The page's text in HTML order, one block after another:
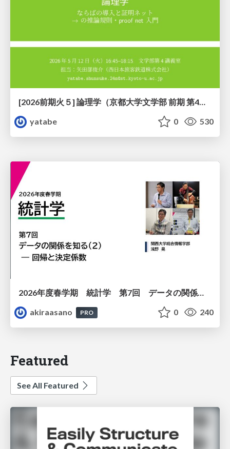
yatabe
0 530
2026年度春学期 統計学 第7回 データの関係を知る（２）ー 回帰と決定係数 (2026. 5. 21)
akiraasano
PRO 0 240
Featured
See All Featured